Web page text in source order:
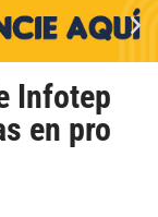
Infotep
en pro